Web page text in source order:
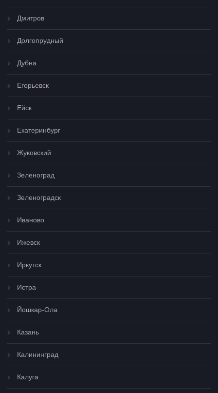
Дмитров
Долгопрудный
Дубна
Егорьевск
Ейск
Екатеринбург
Жуковский
Зеленоград
Зеленоградск
Иваново
Ижевск
Иркутск
Истра
Йошкар-Ола
Казань
Калининград
Калуга